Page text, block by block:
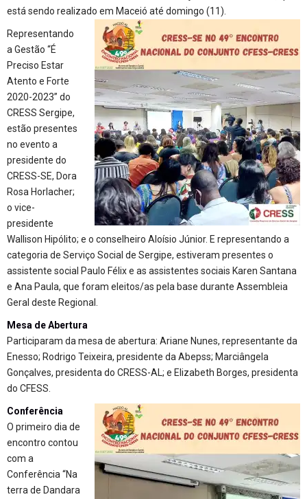
está sendo realizado em Maceió até domingo (11).
Representando
a Gestão “É
Preciso Estar
Atento e Forte
2020-2023” do
CRESS Sergipe,
estão presentes
no evento a
presidente do
CRESS-SE, Dora
Rosa Horlacher;
o vice-
presidente
Wallison Hipólito; e o conselheiro Aloísio Júnior. E representando a
categoria de Serviço Social de Sergipe, estiveram presentes o
assistente social Paulo Félix e as assistentes sociais Karen Santana
e Ana Paula, que foram eleitos/as pela base durante Assembleia
Geral deste Regional.
Mesa de Abertura
Participaram da mesa de abertura: Ariane Nunes, representante da
Enesso; Rodrigo Teixeira, presidente da Abepss; Marciângela
Gonçalves, presidenta do CRESS-AL; e Elizabeth Borges, presidenta
do CFESS.
Conferência
O primeiro dia de
encontro contou
com a
Conferência “Na
terra de Dandara